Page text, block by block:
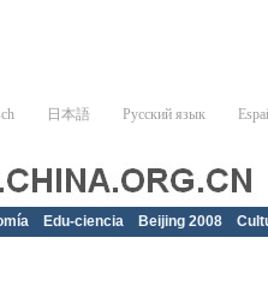
Edu-ciencia Beijing 2008